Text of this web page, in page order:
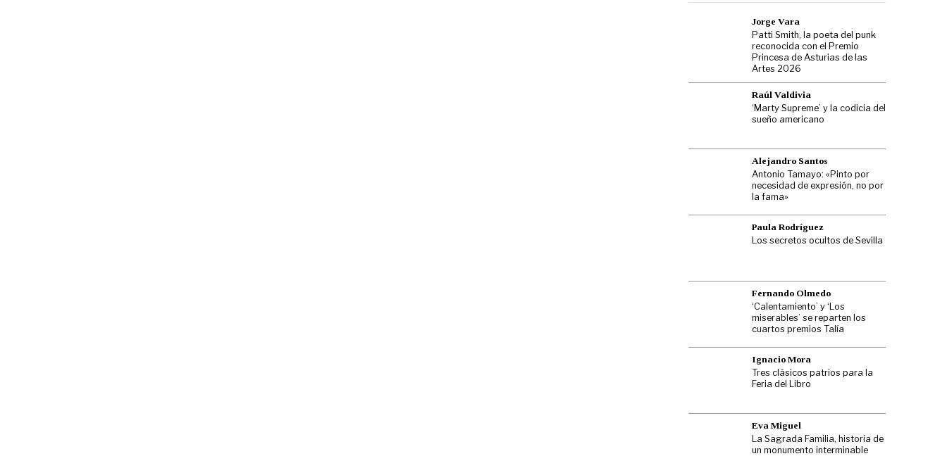
Jorge Vara
Patti Smith, la poeta del punk
reconocida con el Premio
Princesa de Asturias de las
Artes 2026
Raúl Valdivia
‘Marty Supreme’ y la codicia del
sueño americano
Alejandro Santos
Antonio Tamayo: «Pinto por
necesidad de expresión, no por
la fama»
Paula Rodríguez
Los secretos ocultos de Sevilla
Fernando Olmedo
‘Calentamiento’ y ‘Los
miserables’ se reparten los
cuartos premios Talía
Ignacio Mora
Tres clásicos patrios para la
Feria del Libro
Eva Miguel
La Sagrada Familia, historia de
un monumento interminable